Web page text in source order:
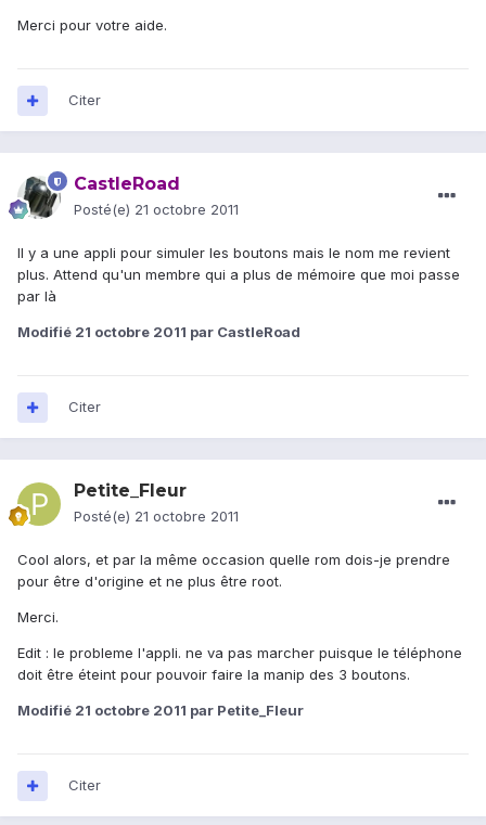
Merci pour votre aide.
Citer
CastleRoad
Posté(e) 21 octobre 2011
Il y a une appli pour simuler les boutons mais le nom me revient
plus. Attend qu'un membre qui a plus de mémoire que moi passe
par là
Modifié 21 octobre 2011 par CastleRoad
Citer
Petite_Fleur
Posté(e) 21 octobre 2011
Cool alors, et par la même occasion quelle rom dois-je prendre
pour être d'origine et ne plus être root.
Merci.
Edit : le probleme l'appli. ne va pas marcher puisque le téléphone
doit être éteint pour pouvoir faire la manip des 3 boutons.
Modifié 21 octobre 2011 par Petite_Fleur
Citer